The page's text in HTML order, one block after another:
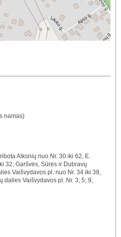
namas)
Alksnių nuo Nr. 30 iki 62, E.
32, Garšvės, Sūrės ir Dubravų
Vaišvydavos pl. nuo Nr. 34 iki 38,
dalies Vaišvydavos pl. Nr. 3; 5; 9,